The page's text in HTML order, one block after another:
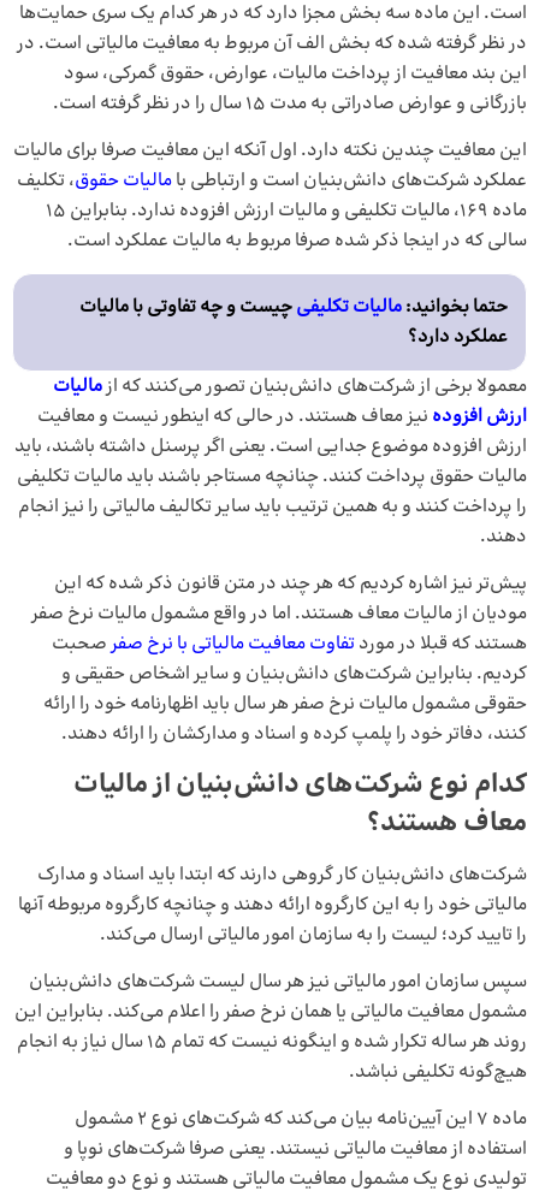
است. این ماده سه بخش مجزا دارد که در هر کدام یک سری حمایت‌ها
در نظر گرفته شده که بخش الف آن مربوط به معافیت مالیاتی است. در
این بند معافیت از پرداخت مالیات، عوارض، حقوق گمرکی، سود
بازرگانی و عوارض صادراتی به مدت 15 سال را در نظر گرفته است.
این معافیت چندین نکته دارد. اول آنکه این معافیت صرفا برای مالیات
عملکرد شرکت‌های دانش‌بنیان است و ارتباطی بامالیات حقوق، تکلیف
ماده 169، مالیات تکلیفی و مالیات ارزش افزوده ندارد. بنابراین 15
سالی که در اینجا ذکر شده صرفا مربوط به مالیات عملکرد است.
حتما بخوانید:مالیات تکلیفیچیست و چه تفاوتی با مالیات
عملکرد دارد؟
معمولا برخی از شرکت‌های دانش‌بنیان تصور می‌کنند که از مالیات
ارزش افزوده نیز معاف هستند. در حالی که اینطور نیست و معافیت
ارزش افزوده موضوع جدایی است. یعنی اگر پرسنل داشته باشند، باید
مالیات حقوق پرداخت کنند. چنانچه مستاجر باشند باید مالیات تکلیفی
را پرداخت کنند و به همین ترتیب باید سایر تکالیف مالیاتی را نیز انجام
دهند.
پیش‌تر نیز اشاره کردیم که هر چند در متن قانون ذکر شده که این
مودیان از مالیات معاف هستند. اما در واقع مشمول مالیات نرخ صفر
هستند که قبلا در مورد تفاوت معافیت مالیاتی با نرخ صفر صحبت
کردیم. بنابراین شرکت‌های دانش‌بنیان و سایر اشخاص حقیقی و
حقوقی مشمول مالیات نرخ صفر هر سال باید اظهارنامه خود را ارائه
کنند، دفاتر خود را پلمپ کرده و اسناد و مدارکشان را ارائه دهند.
کدام نوع شرکت‌های دانش‌بنیان از مالیات
معاف هستند؟
شرکت‌های دانش‌بنیان کار گروهی دارند که ابتدا باید اسناد و مدارک
مالیاتی خود را به این کارگروه ارائه دهند و چنانچه کارگروه مربوطه آنها
را تایید کرد؛ لیست را به سازمان امور مالیاتی ارسال می‌کند.
سپس سازمان امور مالیاتی نیز هر سال لیست شرکت‌های دانش‌بنیان
مشمول معافیت مالیاتی یا همان نرخ صفر را اعلام می‌کند. بنابراین این
روند هر ساله تکرار شده و اینگونه نیست که تمام 15 سال نیاز به انجام
هیچ‌گونه تکلیفی نباشد.
ماده 7 این آیین‌نامه بیان می‌کند که شرکت‌های نوع 2 مشمول
استفاده از معافیت مالیاتی نیستند. یعنی صرفا شرکت‌های نوپا و
تولیدی نوع یک مشمول معافیت مالیاتی هستند و نوع دو معافیت